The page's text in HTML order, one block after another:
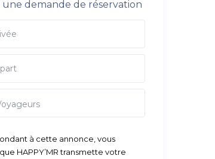
une demande de réservation
à cette annonce, vous
HAPPY’MR transmette votre